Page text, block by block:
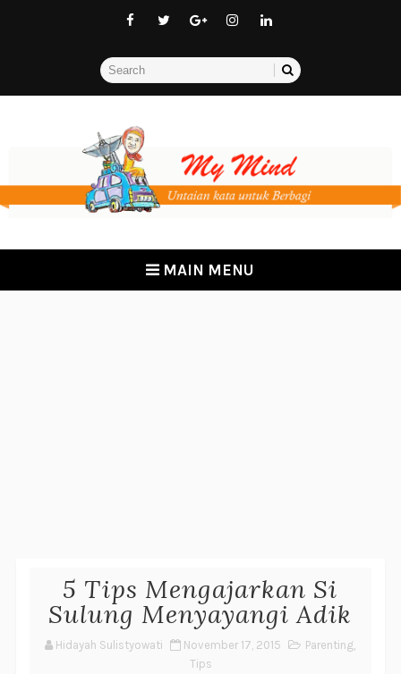
MAIN MENU
5 Tips Mengajarkan Si
Sulung Menyayangi Adik
Hidayah Sulistyowati November 17, 2015 Parenting,
Tips